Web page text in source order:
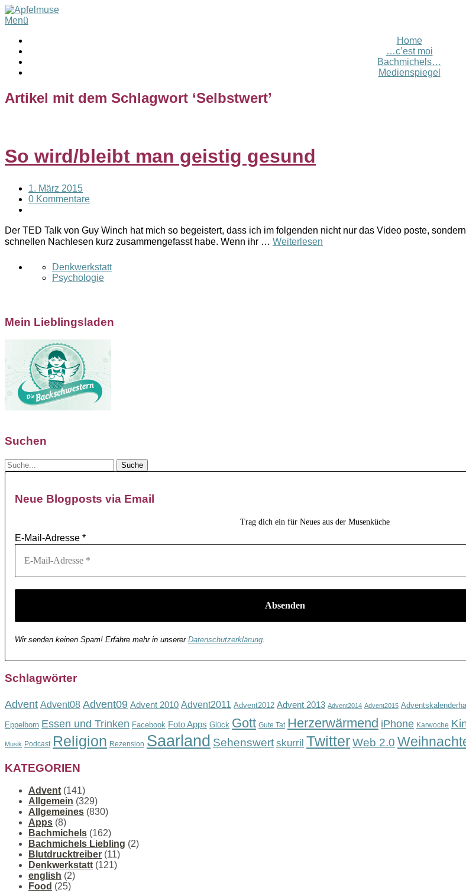
Menü
Home
…c’est moi
Bachmichels…
Medienspiegel
Artikel mit dem Schlagwort ‘Selbstwert’
So wird/bleibt man geistig gesund
1. März 2015
0 Kommentare
Der TED Talk von Guy Winch hat mich so begeistert, dass ich im folgenden nicht nur das Video poste,
schnellen Nachlesen kurz zusammengefasst habe. Wenn ihr … Weiterlesen
Denkwerkstatt
Psychologie
Mein Lieblingsladen
Suchen
Neue Blogposts via Email
Trag dich ein für Neues aus der Musenküche
E-Mail-Adresse *
Wir senden keinen Spam! Erfahre mehr in unserer Datenschutzerklärung
Schlagwörter
Advent Advent08 Advent09 Advent 2010 Advent2011 Advent2012 Advent 2013 Advent2014 Advent2015
Eppelborn Essen und Trinken Facebook Foto Apps Glück Gott Gute Tat Herzerwärmend iPhone Karwoche
Musik Podcast Religion Rezension Saarland Sehenswert skurril TwitterWeb 2.0
KATEGORIEN
Advent (141)
Allgemein (329)
Allgemeines (830)
Apps (8)
Bachmichels (162)
Bachmichels Liebling (2)
Blutdrucktreiber (11)
Denkwerkstatt (121)
english (2)
Food (25)